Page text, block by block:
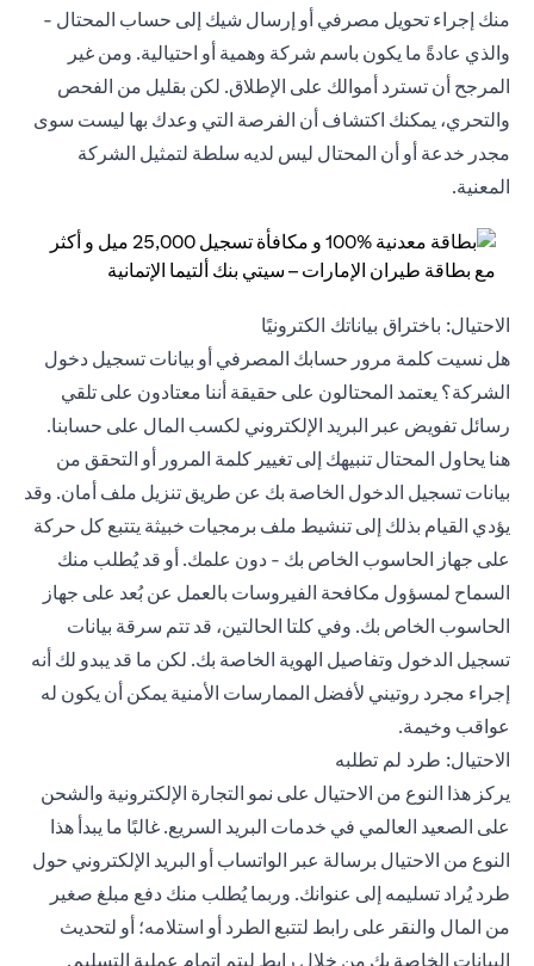
منك إجراء تحويل مصرفي أو إرسال شيك إلى حساب المحتال -
والذي عادةً ما يكون باسم شركة وهمية أو احتيالية. ومن غير
المرجح أن تسترد أموالك على الإطلاق. لكن بقليل من الفحص
والتحري، يمكنك اكتشاف أن الفرصة التي وعدك بها ليست سوى
مجدر خدعة أو أن المحتال ليس لديه سلطة لتمثيل الشركة
المعنية.
الاحتيال: باختراق بياناتك الكترونيًا
هل نسيت كلمة مرور حسابك المصرفي أو بيانات تسجيل دخول
الشركة؟ يعتمد المحتالون على حقيقة أننا معتادون على تلقي
رسائل تفويض عبر البريد الإلكتروني لكسب المال على حسابنا.
هنا يحاول المحتال تنبيهك إلى تغيير كلمة المرور أو التحقق من
بيانات تسجيل الدخول الخاصة بك عن طريق تنزيل ملف أمان. وقد
يؤدي القيام بذلك إلى تنشيط ملف برمجيات خبيثة يتتبع كل حركة
على جهاز الحاسوب الخاص بك - دون علمك. أو قد يُطلب منك
السماح لمسؤول مكافحة الفيروسات بالعمل عن بُعد على جهاز
الحاسوب الخاص بك. وفي كلتا الحالتين، قد تتم سرقة بيانات
تسجيل الدخول وتفاصيل الهوية الخاصة بك. لكن ما قد يبدو لك أنه
إجراء مجرد روتيني لأفضل الممارسات الأمنية يمكن أن يكون له
عواقب وخيمة.
الاحتيال: طرد لم تطلبه
يركز هذا النوع من الاحتيال على نمو التجارة الإلكترونية والشحن
على الصعيد العالمي في خدمات البريد السريع. غالبًا ما يبدأ هذا
النوع من الاحتيال برسالة عبر الواتساب أو البريد الإلكتروني حول
طرد يُراد تسليمه إلى عنوانك. وربما يُطلب منك دفع مبلغ صغير
من المال والنقر على رابط لتتبع الطرد أو استلامه؛ أو لتحديث
البيانات الخاصة بك من خلال رابط ليتم إتمام عملية التسليم.